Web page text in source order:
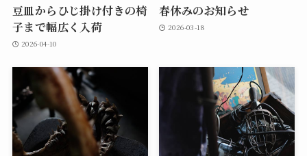
豆皿からひじ掛け付きの椅
子まで幅広く入荷
2026-04-10
春休みのお知らせ
2026-03-18